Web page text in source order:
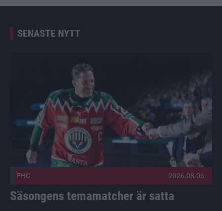
SENASTE NYTT
FHC 2026-08-06
Säsongens temamatcher är satta